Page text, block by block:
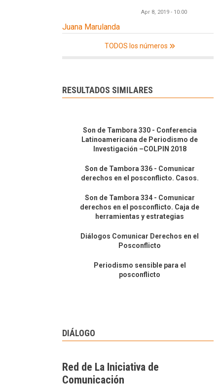
Apr 8, 2019 - 10:00
Juana Marulanda
TODOS los números
RESULTADOS SIMILARES
Son de Tambora 330 - Conferencia
Latinoamericana de Periodismo de
Investigación –COLPIN 2018
Son de Tambora 336 - Comunicar
derechos en el posconflicto. Casos.
Son de Tambora 334 - Comunicar
derechos en el posconflicto. Caja de
herramientas y estrategias
Diálogos Comunicar Derechos en el
Posconflicto
Periodismo sensible para el
posconflicto
DIÁLOGO
Red de La Iniciativa de
Comunicación